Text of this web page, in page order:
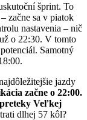
šprint. To
začne sa v piatok
nastavenia – nič
o 22:30. V tomto
Samotný
jazdy
začne o 22:00.
preteky Veľkej
dlhej 57 kôl?